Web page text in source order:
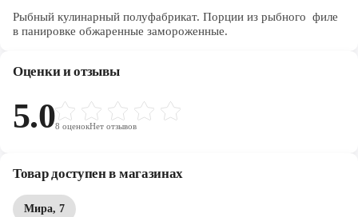
Рыбный кулинарный полуфабрикат. Порции из рыбного филе
в панировке обжаренные замороженные.
Оценки и отзывы
5.08 оценокНет отзывов
Товар доступен в магазинах
Мира, 7